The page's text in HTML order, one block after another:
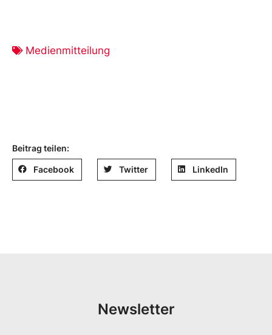
Medienmitteilung
Beitrag teilen:
Facebook Twitter LinkedIn
Newsletter